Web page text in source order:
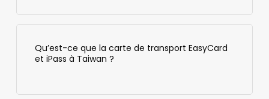
Qu’est-ce que la carte de transport EasyCard
et iPass à Taiwan ?